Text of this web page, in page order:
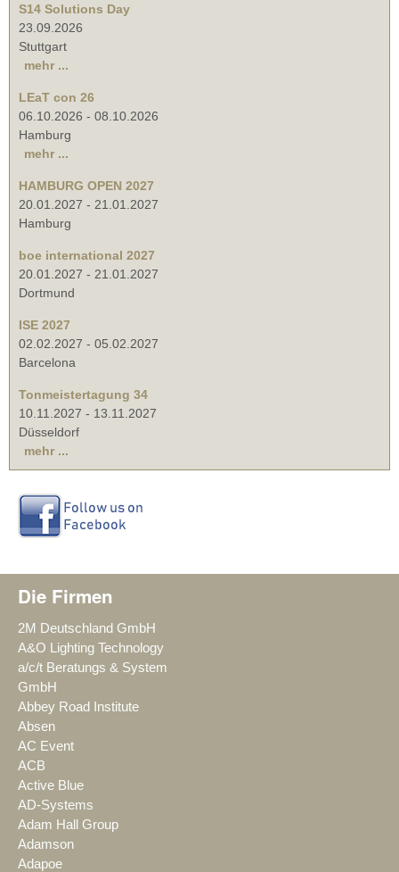
S14 Solutions Day
23.09.2026
Stuttgart
mehr ...
LEaT con 26
06.10.2026 - 08.10.2026
Hamburg
mehr ...
HAMBURG OPEN 2027
20.01.2027 - 21.01.2027
Hamburg
boe international 2027
20.01.2027 - 21.01.2027
Dortmund
ISE 2027
02.02.2027 - 05.02.2027
Barcelona
Tonmeistertagung 34
10.11.2027 - 13.11.2027
Düsseldorf
mehr ...
Die Firmen
2M Deutschland GmbH
A&O Lighting Technology
a/c/t Beratungs & System
GmbH
Abbey Road Institute
Absen
AC Event
ACB
Active Blue
AD-Systems
Adam Hall Group
Adamson
Adapoe